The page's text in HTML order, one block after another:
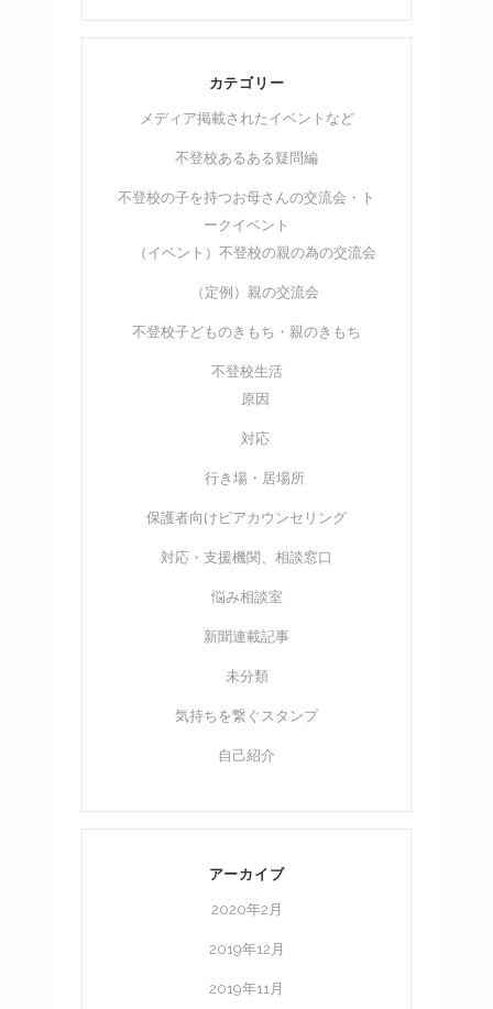
カテゴリー
メディア掲載されたイベントなど
不登校あるある疑問編
不登校の子を持つお母さんの交流会・ト
ークイベント
（イベント）不登校の親の為の交流会
（定例）親の交流会
不登校子どものきもち・親のきもち
不登校生活
原因
対応
行き場・居場所
保護者向けピアカウンセリング
対応・支援機関、相談窓口
悩み相談室
新聞連載記事
未分類
気持ちを繋ぐスタンプ
自己紹介
アーカイブ
2020年2月
2019年12月
2019年11月